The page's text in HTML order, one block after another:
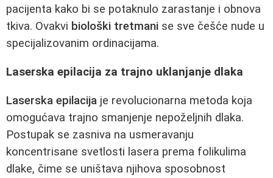
pacijenta kako bi se potaknulo zarastanje i obnova
tkiva. Ovakvi biološki tretmani se sve češće nude u
specijalizovanim ordinacijama.
Laserska epilacija za trajno uklanjanje dlaka
Laserska epilacija je revolucionarna metoda koja
omogućava trajno smanjenje nepoželjnih dlaka.
Postupak se zasniva na usmeravanju
koncentrisane svetlosti lasera prema folikulima
dlake, čime se uništava njihova sposobnost